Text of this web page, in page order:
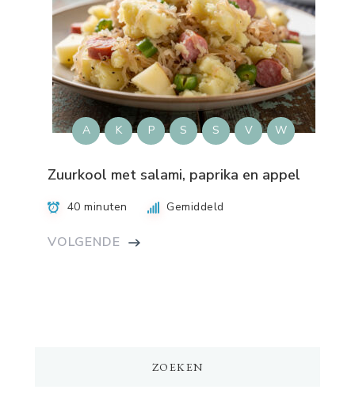
A K P S S V W
Zuurkool met salami, paprika en appel
40 minuten Gemiddeld
VOLGENDE
ZOEKEN